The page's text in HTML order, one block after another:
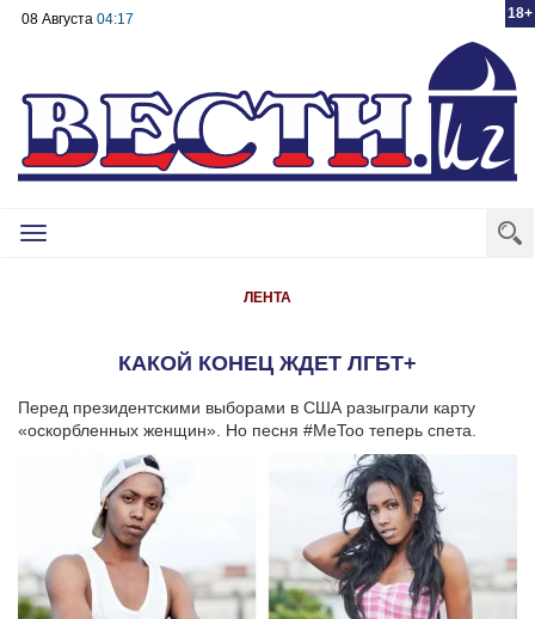
18+
08 Августа 04:17
Toggle
ЛЕНТА
КАКОЙ КОНЕЦ ЖДЕТ ЛГБТ+
Перед президентскими выборами в США разыграли карту
«оскорбленных женщин». Но песня #MeToo теперь спета.